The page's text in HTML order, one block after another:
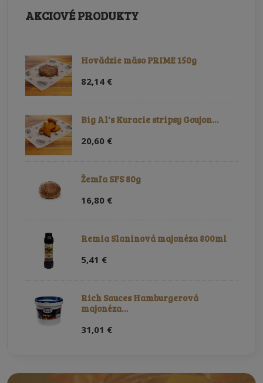
AKCIOVÉ PRODUKTY
Hovädzie mäso PRIME 150g
82,14 €
Big Al's Kuracie stripsy Goujon…
20,60 €
Žemľa SFS 80g
16,80 €
Remia Slaninová majonéza 800ml
5,41 €
Rich Sauces Hamburgerová
majonéza…
31,01 €